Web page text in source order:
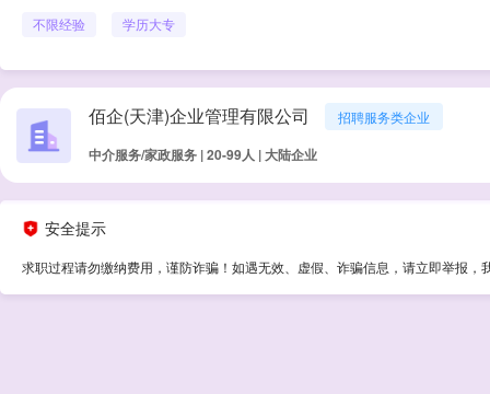
不限经验 学历大专
佰企(天津)企业管理有限公司 招聘服务类企业
中介服务/家政服务 | 20-99人 | 大陆企业
安全提示
求职过程请勿缴纳费用，谨防诈骗！如遇无效、虚假、诈骗信息，请立即举报，